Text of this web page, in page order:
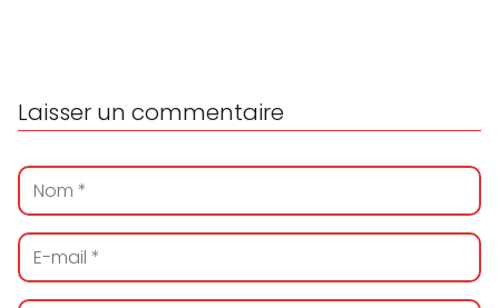
Laisser un commentaire